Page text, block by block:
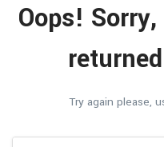
Oops!
Try again please,